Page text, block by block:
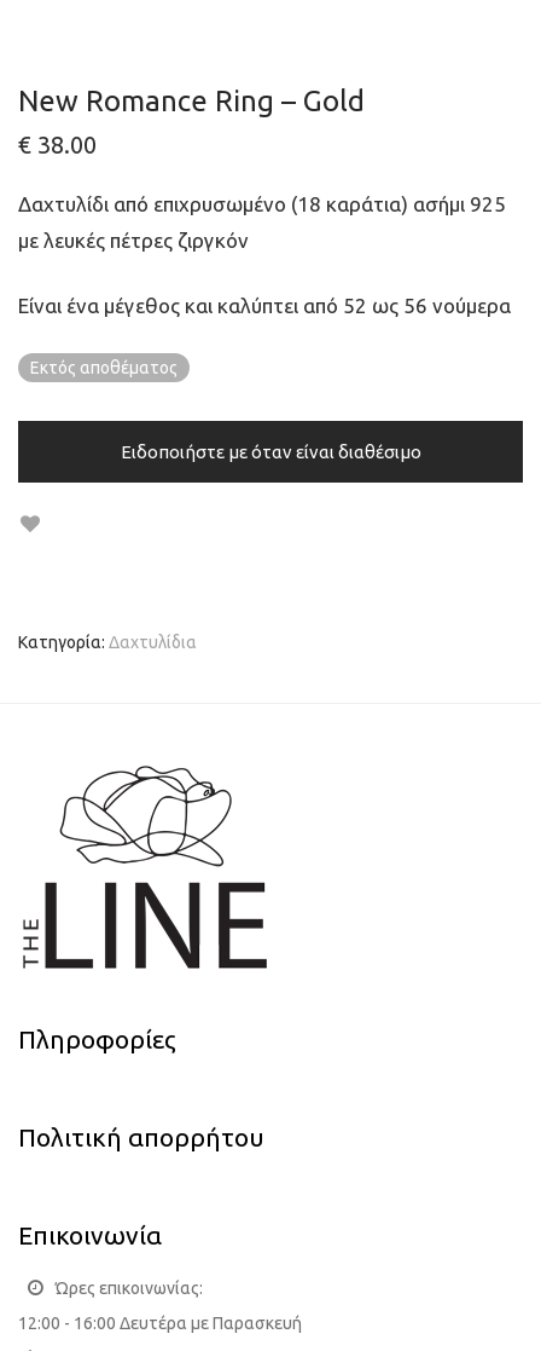
New Romance Ring – Gold
€ 38.00
Δαχτυλίδι από επιχρυσωμένο (18 καράτια) ασήμι 925
με λευκές πέτρες ζιργκόν
Είναι ένα μέγεθος και καλύπτει από 52 ως 56 νούμερα
Εκτός αποθέματος
Ειδοποιήστε με όταν είναι διαθέσιμο
Κατηγορία: Δαχτυλίδια
Πληροφορίες
Πολιτική απορρήτου
Επικοινωνία
Ώρες επικοινωνίας:
12:00 - 16:00 Δευτέρα με Παρασκευή